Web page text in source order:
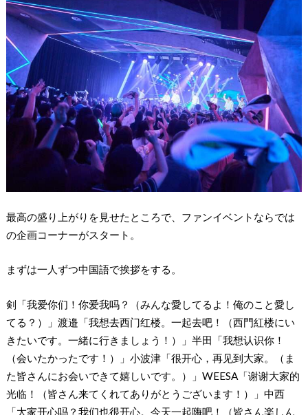
最高の盛り上がりを見せたところで、ファンイベントならでは
の企画コーナーがスタート。
まずは一人ずつ中国語で挨拶をする。
剣「我爱你们！你爱我吗？（みんな愛してるよ！俺のこと愛し
てる？）」渡邉「我想去西门红楼。一起去吧！（西門紅楼にい
きたいです。一緒に行きましょう！）」半田「我想认识你！
（会いたかったです！）」小波津「很开心，再见到大家。（ま
た皆さんにお会いできて嬉しいです。）」WEESA「谢谢大家的
光临！（皆さん来てくれてありがとうございます！）」中西
「大家开心吗？我们也很开心。今天一起嗨吧！（皆さん楽しん